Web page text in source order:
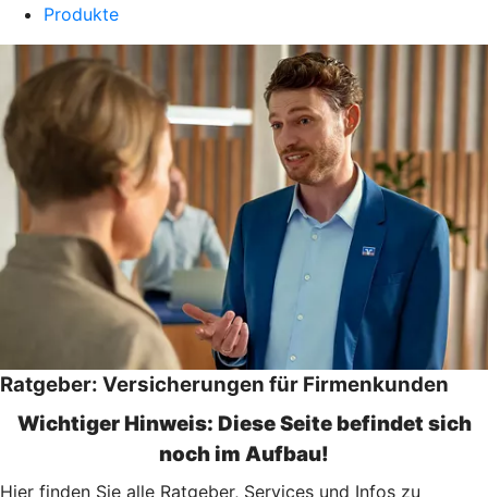
Produkte
Ratgeber: Versicherungen für Firmenkunden
Wichtiger Hinweis: Diese Seite befindet sich
noch im Aufbau!
Hier finden Sie alle Ratgeber, Services und Infos zu